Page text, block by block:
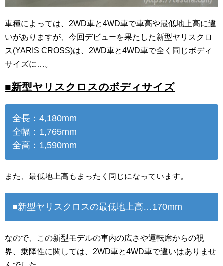
車種によっては、2WD車と4WD車で車高や最低地上高に違
いがありますが、今回デビューを果たした新型ヤリスクロ
ス(YARIS CROSS)は、2WD車と4WD車で全く同じボディ
サイズに…。
■新型ヤリスクロスのボディサイズ
全長：4,180mm
全幅：1,765mm
全高：1,590mm
また、最低地上高もまったく同じになっています。
■新型ヤリスクロスの最低地上高…170mm
なので、この新型モデルの車内の広さや運転席からの視
界、乗降性に関しては、2WD車と4WD車で違いはありませ